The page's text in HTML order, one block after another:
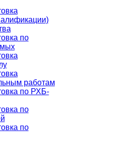
по
работам
по РХБ-
по
по